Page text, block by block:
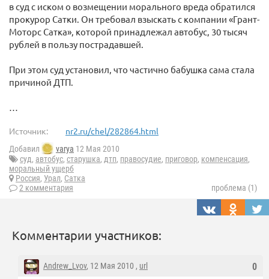
в суд с иском о возмещении морального вреда обратился
прокурор Сатки. Он требовал взыскать с компании «Грант-
Моторс Сатка», которой принадлежал автобус, 30 тысяч
рублей в пользу пострадавшей.
При этом суд установил, что частично бабушка сама стала
причиной ДТП.
…
Источник: nr2.ru/chel/282864.html
Добавил varya 12 Мая 2010
суд, автобус, старушка, дтп, правосудие, приговор, компенсация,
моральный ущерб
Россия, Урал, Сатка
2 комментария
проблема (1)
Комментарии участников:
0
Andrew_Lvov, 12 Мая 2010 , url